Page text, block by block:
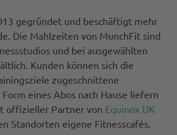
gegründet und beschäftigt mehr
Die Mahlzeiten von MunchFit sind
und bei ausgewählten
Kunden können sich die
zugeschnittene
eines Abos nach Hause liefern
offizieller Partner von Equinox UK
Standorten eigene Fitnesscafés.